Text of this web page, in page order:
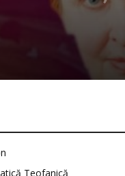
Teofanică